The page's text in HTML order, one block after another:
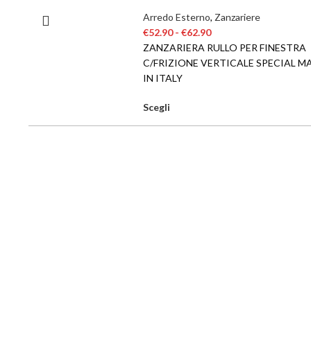
Arredo Esterno, Zanzariere
€52.90 - €62.90
ZANZARIERA RULLO PER FINESTRA
C/FRIZIONE VERTICALE SPECIAL
IN ITALY
Scegli